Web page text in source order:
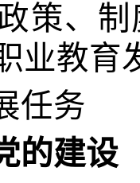
策、
业教育
任务
的建设